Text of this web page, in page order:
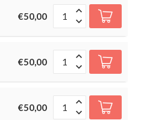
€50,00
€50,00
€50,00